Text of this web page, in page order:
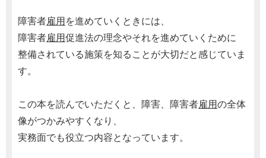
障害者雇用を進めていくときには、
障害者雇用促進法の理念やそれを進めていくために
整備されている施策を知ることが大切だと感じていま
す。
この本を読んでいただくと、障害、障害者雇用の全体
像がつかみやすくなり、
実務面でも役立つ内容となっています。